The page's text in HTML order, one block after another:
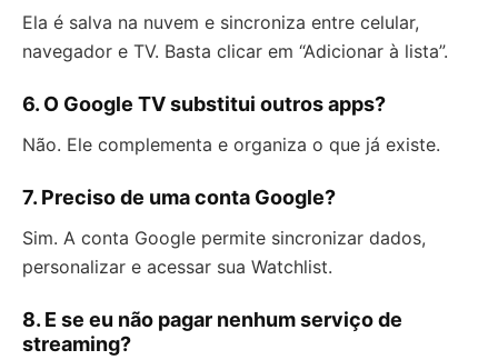
Ela é salva na nuvem e sincroniza entre celular,
navegador e TV. Basta clicar em “Adicionar à lista”.
6. O Google TV substitui outros apps?
Não. Ele complementa e organiza o que já existe.
7. Preciso de uma conta Google?
Sim. A conta Google permite sincronizar dados,
personalizar e acessar sua Watchlist.
8. E se eu não pagar nenhum serviço de
streaming?